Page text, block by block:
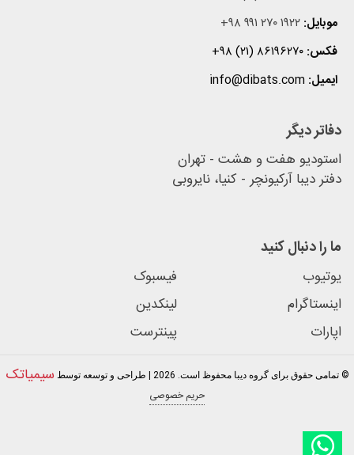
موبایل: +۹۸ ۹۹۱ ۲۷۰ ۱۹۲۲
فکس: +۹۸ (۲۱) ۸۶۱۹۶۲۷۰
ایمیل: info@dibats.com
دفاتر دیگر
استودیو هفت و هشت - تهران
دفتر دیبا آرکیونچر - کنیا، نایروبی
ما را دنبال کنید
فیسبوک
یوتیوب
لینکدین
اینستاگرام
پینترست
اپارات
© تمامی حقوق برای گروه دیبا محفوظ است. 2026 | طراحی و توسعه توسط سیمیاتک
حریم خصوصی